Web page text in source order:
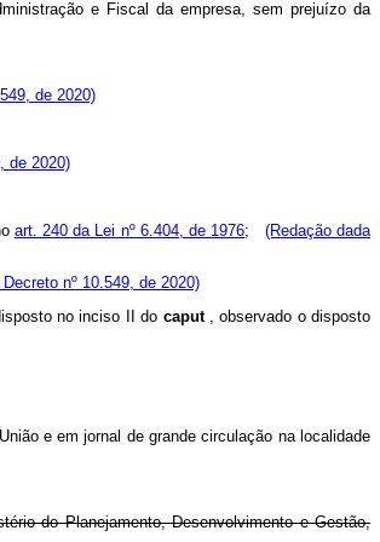
e Fiscal da empresa, sem prejuízo da
de 2020)
de 2020)
art. 240 da Lei nº 6.404, de 1976;
(Redação dada
nº 10.549, de 2020)
no inciso II do caput , observado o disposto
e em jornal de grande circulação na localidade
do Planejamento, Desenvolvimento e Gestão,